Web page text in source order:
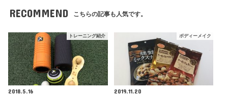
RECOMMEND こちらの記事も人気です。
トレーニング紹介
2018.5.16
ボディーメイク
2019.11.20